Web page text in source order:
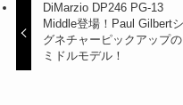
DiMarzio DP246 PG-13
Middle登場！Paul Gilbertシ
グネチャーピックアップの
ミドルモデル！